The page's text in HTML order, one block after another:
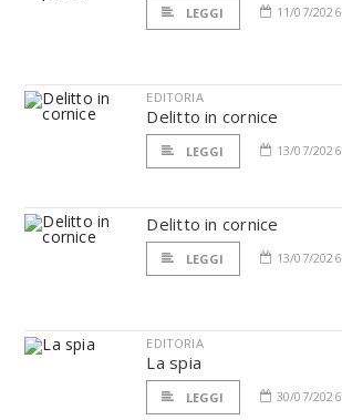
LEGGI 11/07/2026
EDITORIA
Delitto in cornice
LEGGI 13/07/2026
Delitto in cornice
LEGGI 13/07/2026
EDITORIA
La spia
LEGGI 30/07/2026